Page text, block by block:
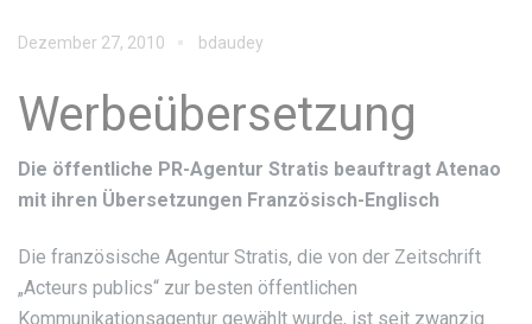
Dezember 27, 2010 bdaudey
Werbeübersetzung
Die öffentliche PR-Agentur Stratis beauftragt Atenao
mit ihren Übersetzungen Französisch-Englisch
Die französische Agentur Stratis, die von der Zeitschrift
„Acteurs publics“ zur besten öffentlichen
Kommunikationsagentur gewählt wurde, ist seit zwanzig